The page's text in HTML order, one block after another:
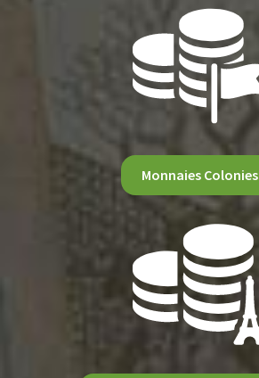
Monnaies Colonies